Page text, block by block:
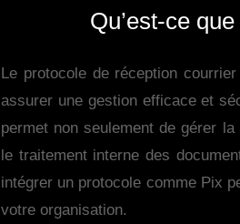
Qu’est-ce
Le protocole de réception
assurer une gestion efficace et
permet non seulement de gérer
le traitement interne des
intégrer un protocole comme Pix
votre organisation.